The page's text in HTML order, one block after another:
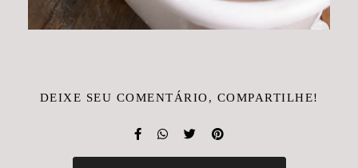
DEIXE SEU COMENTÁRIO, COMPARTILHE!